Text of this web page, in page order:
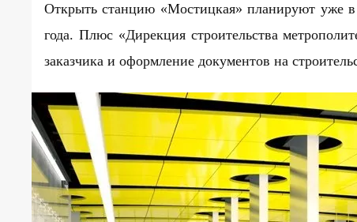
Открыть станцию «Мостицкая» планируют уже
года. Плюс «Дирекция строительства
заказчика и оформление документов на